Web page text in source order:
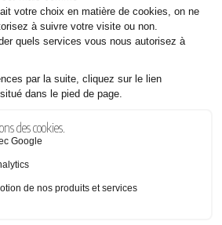
cinéma débute comme stagiaire
peut se montrer très
notamment à cause des délais
et des relations pas toujours